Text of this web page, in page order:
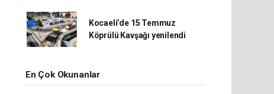
Kocaeli’de 15 Temmuz
Köprülü Kavşağı yenilendi
En Çok Okunanlar